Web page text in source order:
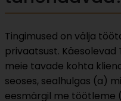
Tingimused on välja
privaatsust.
meie tavade kohta
seoses, sealhulgas (a)
eesmärgil me töötleme